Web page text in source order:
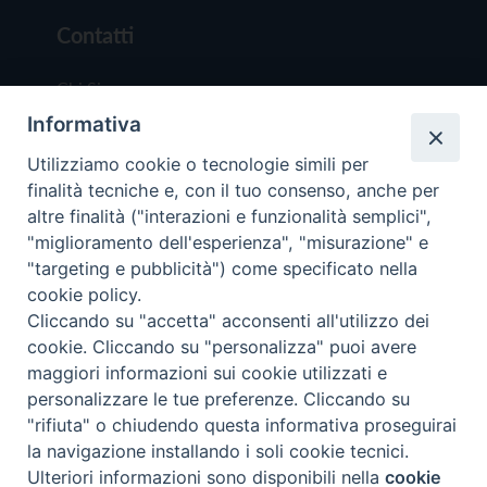
Contatti
Chi Siamo
Redazione
Scrivici
Copyright © 2019 - Tutti i diritti riservati - Vita
Trentina Editrice
Privacy Policy
Torna
Preferenze Cookie
Informativa
Utilizziamo cookie o tecnologie simili per
finalità tecniche e, con il tuo consenso, anche per
altre finalità ("interazioni e funzionalità semplici",
"miglioramento dell'esperienza", "misurazione" e
"targeting e pubblicità") come specificato nella
cookie policy.
Cliccando su "accetta" acconsenti all'utilizzo dei
cookie. Cliccando su "personalizza" puoi avere
maggiori informazioni sui cookie utilizzati e
personalizzare le tue preferenze. Cliccando su
"rifiuta" o chiudendo questa informativa proseguirai
la navigazione installando i soli cookie tecnici.
Ulteriori informazioni sono disponibili nellacookie